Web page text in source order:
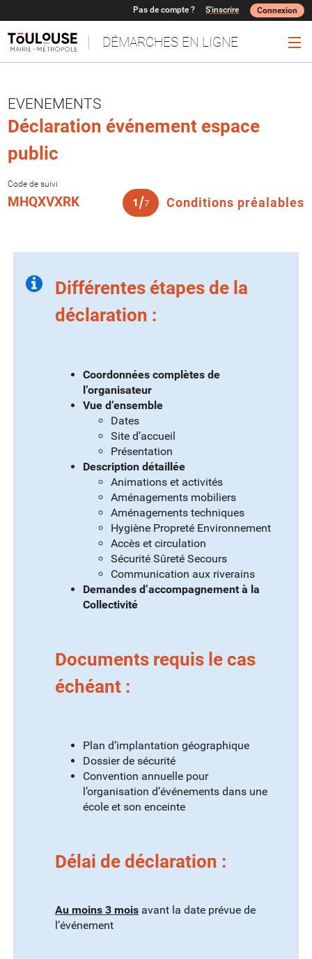
DÉMARCHES EN LIGNE
Pas de compte ? S'inscrire Connexion
EVENEMENTS
Déclaration événement espace
public
Code de suivi
MHQXVXRK 1 7 Conditions préalables
Différentes étapes de la
déclaration :
Coordonnées complètes de
l’organisateur
Vue d’ensemble
Dates
Site d’accueil
Présentation
Description détaillée
Animations et activités
Aménagements mobiliers
Aménagements techniques
Hygiène Propreté Environnement
Accès et circulation
Sécurité Sûreté Secours
Communication aux riverains
Demandes d’accompagnement à la
Collectivité
Documents requis le cas
échéant :
Plan d’implantation géographique
Dossier de sécurité
Convention annuelle pour
l’organisation d’événements dans une
école et son enceinte
Délai de déclaration :
Au moins 3 mois avant la date prévue de
l’événement